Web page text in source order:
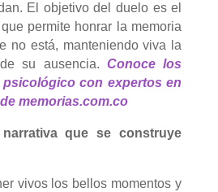
El objetivo del duelo es el
permite honrar la memoria
no está, manteniendo viva la
su ausencia. Conoce los
con expertos en
memorias.com.co
que se construye
vivos los bellos momentos y